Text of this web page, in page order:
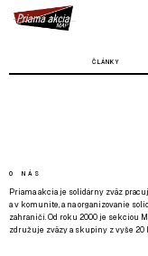
ČLÁNKY
O NÁS
Priama akcia je solidárny zväz
a v komunite, a na organizovanie
zahraničí. Od roku 2000 je sekciou
združuje zväzy a skupiny z vyše 20